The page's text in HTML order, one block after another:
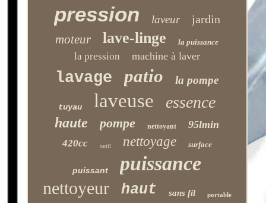
pression laveur jardin
moteur lave-linge la puissance
la pression machine à laver
lavage patio la pompe
tuyau laveuse essence
haute pompe nettoyant 95lmin
420cc outil nettoyage surface
puissant puissance
nettoyeur haut sans fil portable